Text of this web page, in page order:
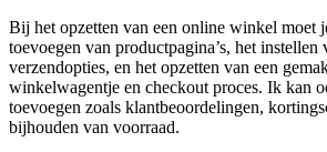
Bij het opzetten van een online winkel moet
toevoegen van productpagina’s, het instellen
verzendopties, en het opzetten van een
winkelwagentje en checkout proces. Ik kan
toevoegen zoals klantbeoordelingen,
bijhouden van voorraad.